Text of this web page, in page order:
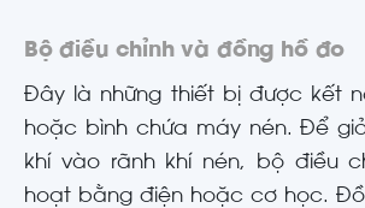
Bộ điều chỉnh và đồng hồ đo
Đây là những thiết bị được kết
hoặc bình chứa máy nén. Để
khí vào rãnh khí nén, bộ điều
hoạt bằng điện hoặc cơ học.